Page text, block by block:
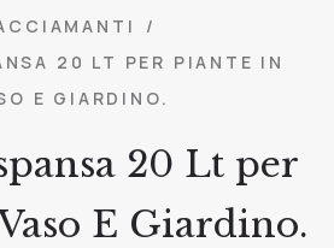
/
20 LT PER PIANTE IN
E GIARDINO.
20 Lt per
E Giardino.